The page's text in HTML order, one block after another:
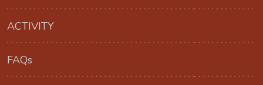
ACTIVITY
FAQs